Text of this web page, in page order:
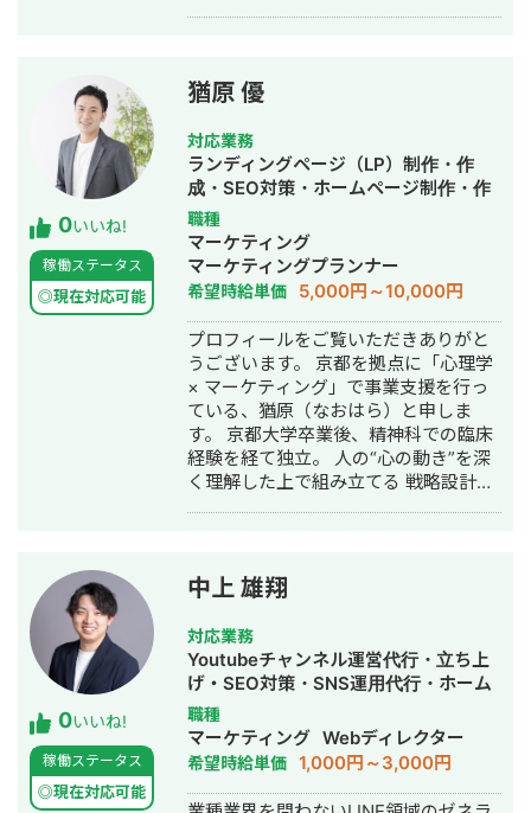
のWEB集客の流入元の分析、最適化の
依頼を受ける事が多いです。 WEB集客
に関する無料相談（~30分）を行って
いますので、お気軽にお声掛け下さ
い。 【経歴】 古美術品の鑑定・目利き
の習得の為、2003年から4年の住み込
み修行（丁稚奉公）を経て、2007年よ
り古美術の買取・販売事業を実店舗で
13年行なっていました。 （需要あるか
は謎ですが、現在も古美術品の鑑定・
買取や業者専用オークションへの代理
出品できます。） 2014年頃から、この
古美術事業のWEB集客を目的に、自身
でオウンドメディアを立ち上げ、この
経験からWEBマーケ、SEO集客のスキ
ルを身につけました。 2016年にWEB
メディア事業（SEO集客のアフィリエ
イトサイト）で法人化。 2021年からク
ライアン様向けのサービス（広告運用
ルを活かし、オウンドメディア代行運
営も開始しました。 【経験】 ◉自社メ
ディアは、ブライダル・ペット・車・
美容整形・医療脱毛・不動産・金融ジ
ャンルの経験があります。 ◉広告運用
代行は、美容クリニック・医療脱毛・
不動産・金融の経験があります。 ◉オ
ウンドメディア運用代行は、不動産・
金融の経験があります。 【実績】 ◉自
社メディア（SEO集客）（2017年~）
0いいね!
稼働ステータス
◎現在対応可能
猶原 優
対応業務
ランディングページ（LP）制作・作
成・SEO対策・ホームページ制作・作
成・リスティング広告運用代行
職種
マーケティング
マーケティングプランナー
希望時給単価 5,000円～10,000円
プロフィールをご覧いただきありがと
うございます。 京都を拠点に「心理学
× マーケティング」で事業支援を行っ
ている、猶原（なおはら）と申しま
す。 京都大学卒業後、精神科での臨床
経験を経て独立。 人の“心の動き”を深
く理解した上で組み立てる 戦略設計・
トの課題と向き合い、成果につながる
マーケティング支援を行ってきまし
た。 さらに同年、ペット火葬事業を行
う「合同会社ペットフル」を立ち上
げ、年間6,000件超のご家族様のお別れ
をサポート。 高い顧客満足度と事業成
長を実現し、2024年に事業売却まで経
験しています。 現在は、全国で経営者
コミュニティを展開する株式会社
KotoMeetの取締役として事業運営を行
0いいね!
稼働ステータス
◎現在対応可能
中上 雄翔
対応業務
Youtubeチャンネル運営代行・立ち上
げ・SEO対策・SNS運用代行・ホーム
ページ制作・作成・動画制作・動画編
集
職種
マーケティング Webディレクター
希望時給単価 1,000円～3,000円